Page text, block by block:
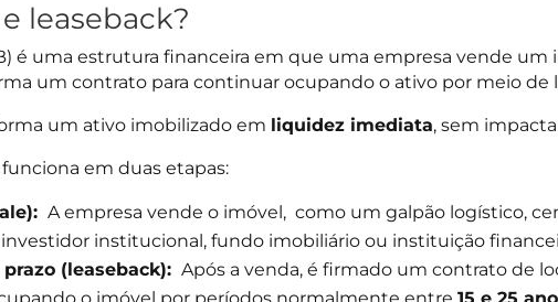
leaseback?
é uma estrutura financeira em que uma empresa vende
um contrato para continuar ocupando o ativo por meio de
um ativo imobilizado em liquidez imediata, sem
em duas etapas:
A empresa vende o imóvel, como um galpão logístico,
institucional, fundo imobiliário ou instituição
(leaseback): Após a venda, é firmado um contrato de